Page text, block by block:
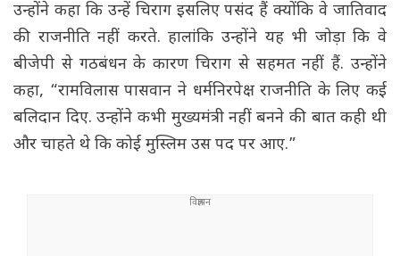
उन्होंने कहा कि उन्हें चिराग इसलिए पसंद हैं क्योंकि वे जातिवाद
की राजनीति नहीं करते. हालांकि उन्होंने यह भी जोड़ा कि वे
बीजेपी से गठबंधन के कारण चिराग से सहमत नहीं हैं. उन्होंने
कहा, “रामविलास पासवान ने धर्मनिरपेक्ष राजनीति के लिए कई
बलिदान दिए. उन्होंने कभी मुख्यमंत्री नहीं बनने की बात कही थी
और चाहते थे कि कोई मुस्लिम उस पद पर आए.”